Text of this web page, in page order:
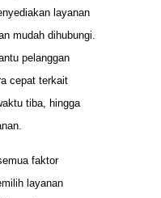
layanan
mudah dihubungi.
pelanggan
cepat terkait
tiba, hingga
faktor
layanan